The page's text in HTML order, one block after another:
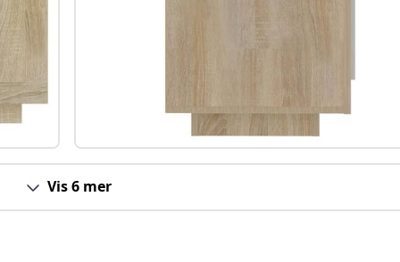
Vis 6 mer